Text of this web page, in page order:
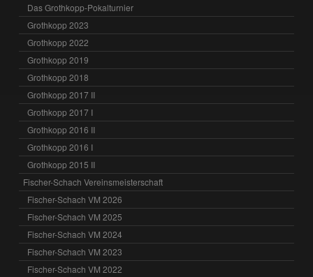
Das Grothkopp-Pokalturnier
Grothkopp 2023
Grothkopp 2022
Grothkopp 2019
Grothkopp 2018
Grothkopp 2017 II
Grothkopp 2017 I
Grothkopp 2016 II
Grothkopp 2016 I
Grothkopp 2015 II
Fischer-Schach Vereinsmeisterschaft
Fischer-Schach VM 2026
Fischer-Schach VM 2025
Fischer-Schach VM 2024
Fischer-Schach VM 2023
Fischer-Schach VM 2022